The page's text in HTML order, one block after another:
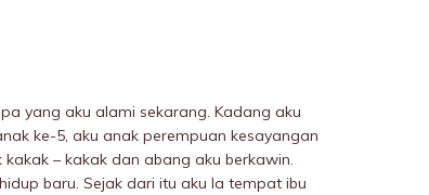
yang aku aIami sekarang. Kadang aku
ke-5, aku anak perempuan kesayangan
– kakak dan abang aku berkawin.
baru. Sejak dari itu aku la tempat ibu